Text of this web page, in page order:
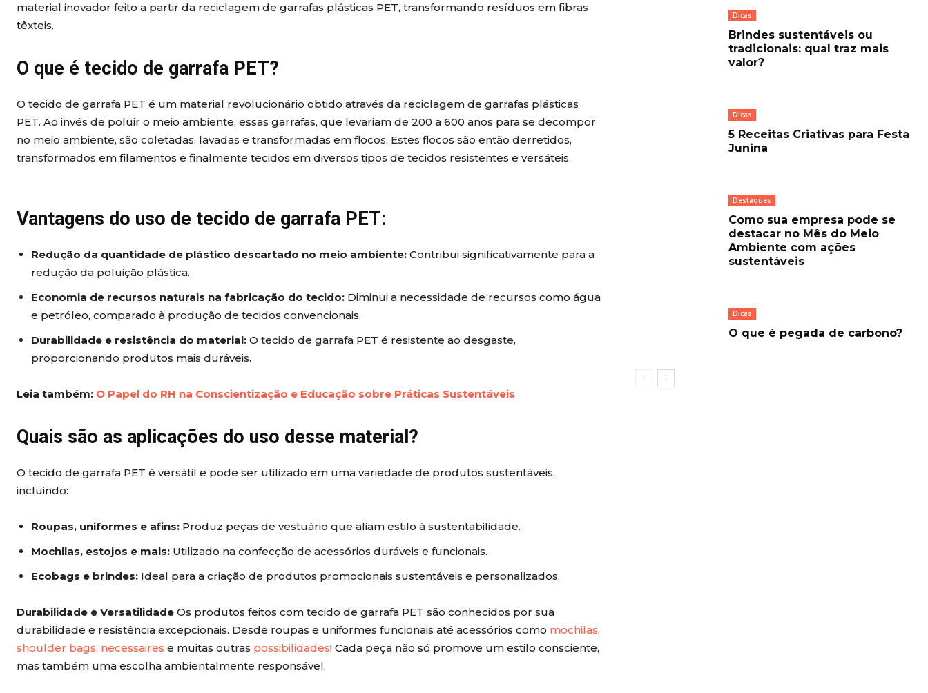
material inovador feito a partir da reciclagem de garrafas plásticas PET, transformando resíduos em fibras
têxteis.
O que é tecido de garrafa PET?
O tecido de garrafa PET é um material revolucionário obtido através da reciclagem de garrafas plásticas
PET. Ao invés de poluir o meio ambiente, essas garrafas, que levariam de 200 a 600 anos para se decompor
no meio ambiente, são coletadas, lavadas e transformadas em flocos. Estes flocos são então derretidos,
transformados em filamentos e finalmente tecidos em diversos tipos de tecidos resistentes e versáteis.
Vantagens do uso de tecido de garrafa PET:
Redução da quantidade de plástico descartado no meio ambiente: Contribui significativamente para a
redução da poluição plástica.
Economia de recursos naturais na fabricação do tecido: Diminui a necessidade de recursos como água
e petróleo, comparado à produção de tecidos convencionais.
Durabilidade e resistência do material: O tecido de garrafa PET é resistente ao desgaste,
proporcionando produtos mais duráveis.
Leia também: O Papel do RH na Conscientização e Educação sobre Práticas Sustentáveis
Quais são as aplicações do uso desse material?
O tecido de garrafa PET é versátil e pode ser utilizado em uma variedade de produtos sustentáveis,
incluindo:
Roupas, uniformes e afins: Produz peças de vestuário que aliam estilo à sustentabilidade.
Mochilas, estojos e mais: Utilizado na confecção de acessórios duráveis e funcionais.
Ecobags e brindes: Ideal para a criação de produtos promocionais sustentáveis e personalizados.
Durabilidade e Versatilidade Os produtos feitos com tecido de garrafa PET são conhecidos por sua
durabilidade e resistência excepcionais. Desde roupas e uniformes funcionais até acessórios como mochilas,
shoulder bags, necessaires e muitas outras possibilidades! Cada peça não só promove um estilo consciente,
mas também uma escolha ambientalmente responsável.
Dicas
Brindes sustentáveis ou
tradicionais: qual traz mais
valor?
Dicas
5 Receitas Criativas para Festa
Junina
Destaques
Como sua empresa pode se
destacar no Mês do Meio
Ambiente com ações
sustentáveis
Dicas
O que é pegada de carbono?